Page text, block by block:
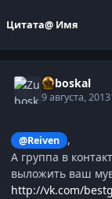
Цитата@ Имя
Zuboskal
9 августа, 2013
@Reiven
,
А группа в
выложить ваш мув
http://vk.com/